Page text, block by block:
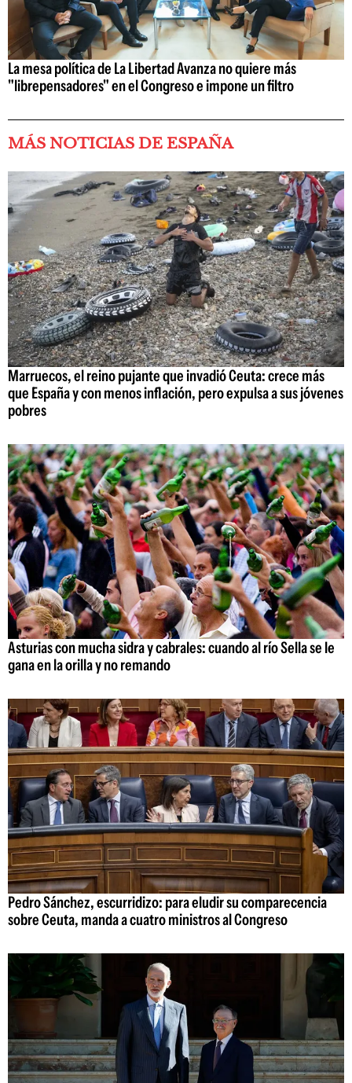
La mesa política de La Libertad Avanza no quiere más
"librepensadores" en el Congreso e impone un filtro
MÁS NOTICIAS DE ESPAÑA
Marruecos, el reino pujante que invadió Ceuta: crece más
que España y con menos inflación, pero expulsa a sus jóvenes
pobres
Asturias con mucha sidra y cabrales: cuando al río Sella se le
gana en la orilla y no remando
Pedro Sánchez, escurridizo: para eludir su comparecencia
sobre Ceuta, manda a cuatro ministros al Congreso